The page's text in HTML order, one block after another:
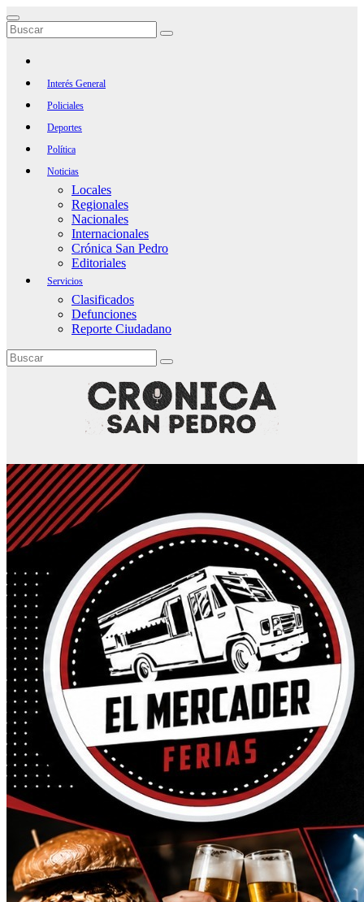
Saltar
al
contenido
Interés General
Policiales
Deportes
Política
Noticias
Locales
Regionales
Nacionales
Internacionales
Crónica San Pedro
Editoriales
Servicios
Clasificados
Defunciones
Reporte Ciudadano